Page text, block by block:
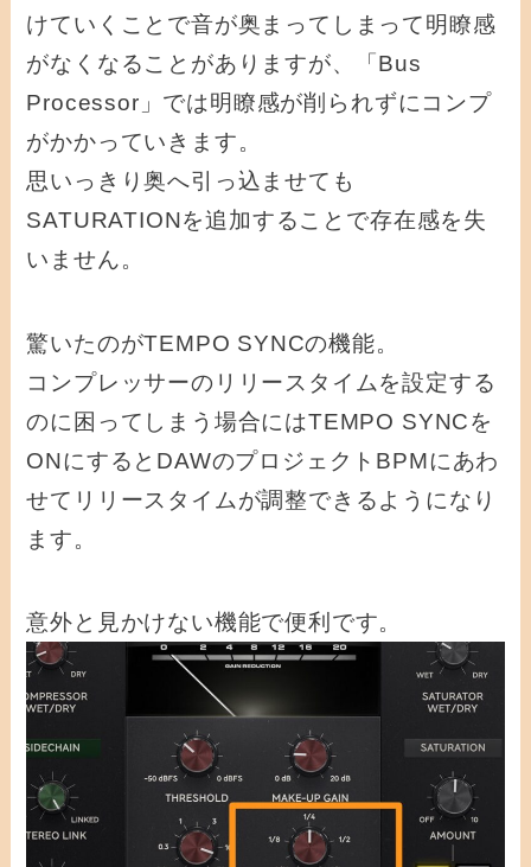
けていくことで音が奥まってしまって明瞭感
がなくなることがありますが、「Bus
Processor」では明瞭感が削られずにコンプ
がかかっていきます。
思いっきり奥へ引っ込ませても
SATURATIONを追加することで存在感を失
いません。
驚いたのがTEMPO SYNCの機能。
コンプレッサーのリリースタイムを設定する
のに困ってしまう場合にはTEMPO SYNCを
ONにするとDAWのプロジェクトBPMにあわ
せてリリースタイムが調整できるようになり
ます。
意外と見かけない機能で便利です。